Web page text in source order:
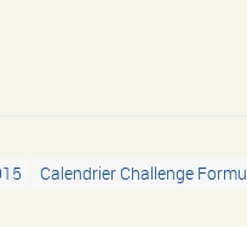
Calendrier Challenge